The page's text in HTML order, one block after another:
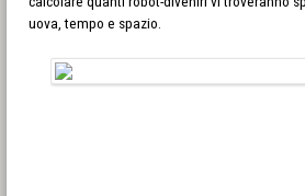
uova, tempo e spazio.